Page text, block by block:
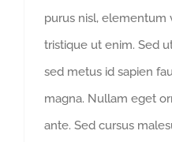
purus nisl, elementum
tristique ut enim. Sed
sed metus id sapien
magna. Nullam eget
ante. Sed cursus